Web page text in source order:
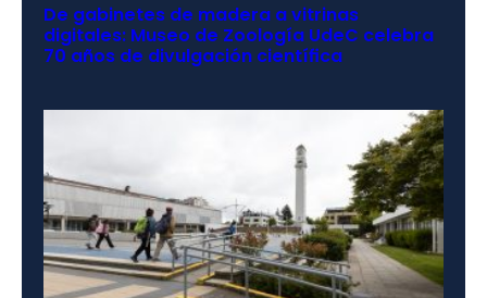
De gabinetes de madera a vitrinas
digitales: Museo de Zoología UdeC celebra
70 años de divulgación científica